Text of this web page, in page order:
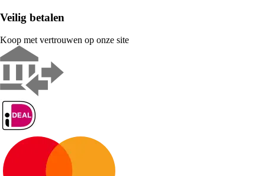
Veilig betalen
Koop met vertrouwen op onze site